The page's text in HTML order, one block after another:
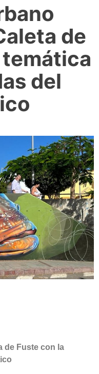
de
del
de Fuste con la